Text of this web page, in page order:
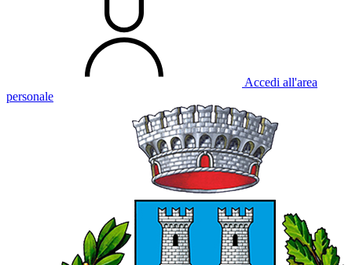
Accedi all'area
personale